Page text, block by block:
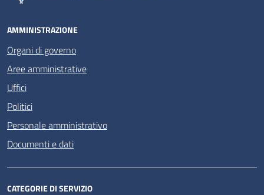
AMMINISTRAZIONE
Organi di governo
Aree amministrative
Uffici
Politici
Personale amministrativo
Documenti e dati
CATEGORIE DI SERVIZIO